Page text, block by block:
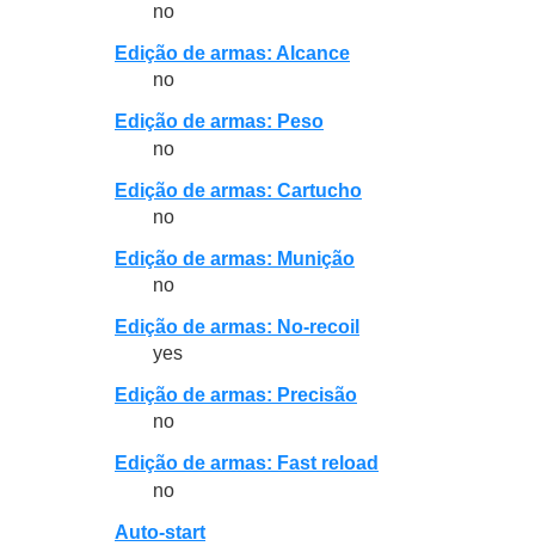
no
Edição de armas: Alcance
no
Edição de armas: Peso
no
Edição de armas: Cartucho
no
Edição de armas: Munição
no
Edição de armas: No-recoil
yes
Edição de armas: Precisão
no
Edição de armas: Fast reload
no
Auto-start